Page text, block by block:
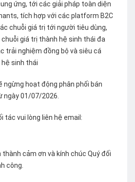
ứng, tới các giải pháp toàn diện
tích hợp với các platform B2C
chuỗi giá trị tới người tiêu dùng,
giá trị thành hệ sinh thái đa
trải nghiệm đồng bộ và siêu cá
sinh thái
ngừng hoạt động phân phối bán
ngày 01/07/2026.
tác vui lòng liên hệ email:
thành cảm ơn và kính chúc Quý đối
công.